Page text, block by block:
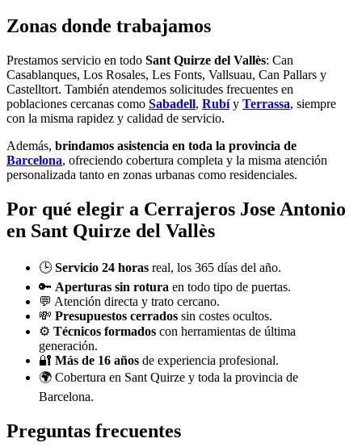
Zonas donde trabajamos
Prestamos servicio en todo Sant Quirze del Vallès: Can
Casablanques, Los Rosales, Les Fonts, Vallsuau, Can Pallars y
Castelltort. También atendemos solicitudes frecuentes en
poblaciones cercanas como Sabadell, Rubíy Terrassa, siempre
con la misma rapidez y calidad de servicio.
Además, brindamos asistencia en toda la provincia de
Barcelona, ofreciendo cobertura completa y la misma atención
personalizada tanto en zonas urbanas como residenciales.
Por qué elegir a Cerrajeros Jose Antonio
en Sant Quirze del Vallès
🕒 Servicio 24 horas real, los 365 días del año.
🔑 Aperturas sin rotura en todo tipo de puertas.
💬 Atención directa y trato cercano.
💸 Presupuestos cerrados sin costes ocultos.
⚙️ Técnicos formados con herramientas de última
generación.
🔐 Más de 16 años de experiencia profesional.
🌍 Cobertura en Sant Quirze y toda la provincia de
Barcelona.
Preguntas frecuentes